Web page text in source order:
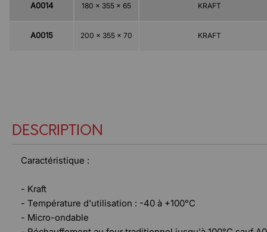
A0014 180 x 355 x 65 KRAFT
A0015 200 x 355 x 70 KRAFT
DESCRIPTION
Caractéristique :
- Kraft
- Température d'utilisation : -40 à +100°C
- Micro-ondable